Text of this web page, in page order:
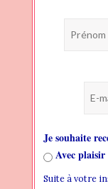
THEME
WIDGET
Je souhaite
Avec plaisir
Suite à votre